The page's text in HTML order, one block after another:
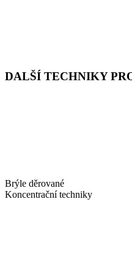
DALŠÍ TECHNIKY
Brýle děrované
Koncentrační techniky